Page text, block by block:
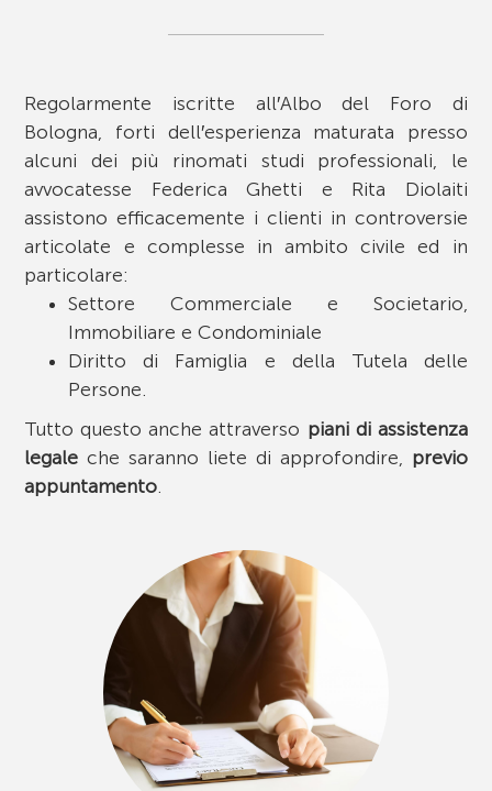
Regolarmente iscritte all′Albo del Foro di
Bologna, forti dell′esperienza maturata presso
alcuni dei più rinomati studi professionali, le
avvocatesse Federica Ghetti e Rita Diolaiti
assistono efficacemente i clienti in controversie
articolate e complesse in ambito civile ed in
particolare:
Settore Commerciale e Societario,
Immobiliare e Condominiale
Diritto di Famiglia e della Tutela delle
Persone.
Tutto questo anche attraverso piani di assistenza
legale che saranno liete di approfondire, previo
appuntamento.